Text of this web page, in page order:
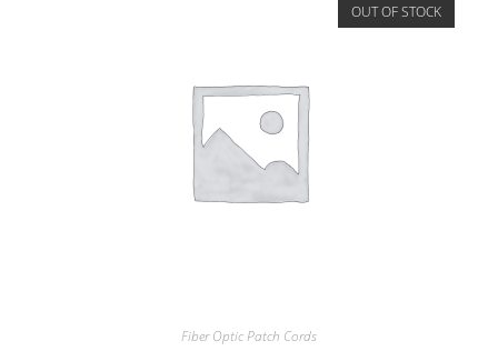
OUT OF STOCK
Fiber Optic Patch Cords